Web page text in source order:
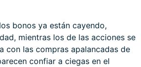
bonos ya están cayendo,
mientras los de las acciones se
con las compras apalancadas de
confiar a ciegas en el